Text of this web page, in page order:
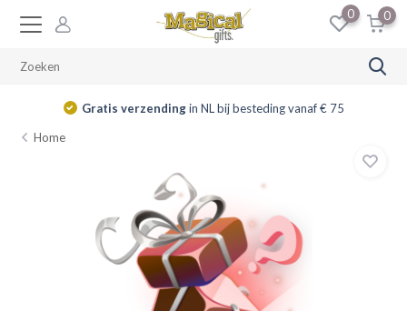
0 0
Gratis verzendingin NL bij besteding vanaf € 75
Home